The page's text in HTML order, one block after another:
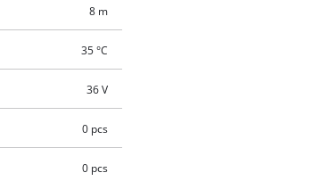
8 m
35 °C
36 V
0 pcs
0 pcs